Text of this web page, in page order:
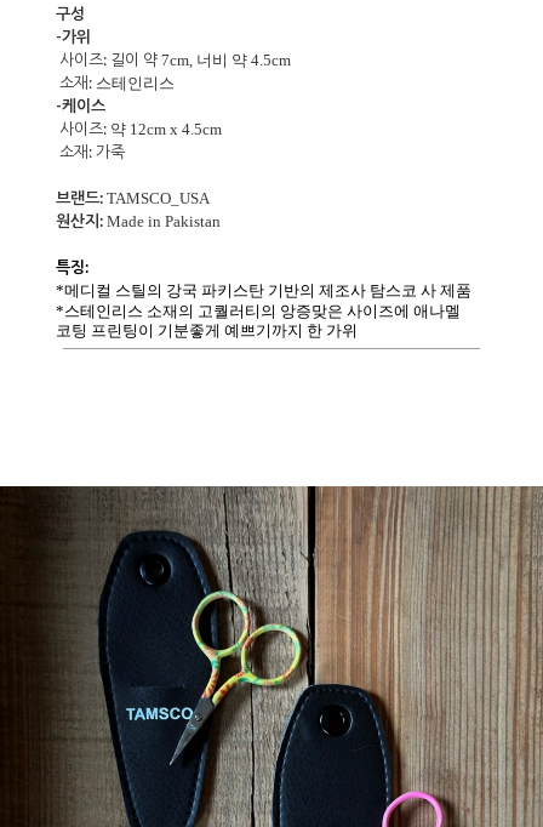
구성
-가위
사이즈: 길이 약 7cm, 너비 약 4.5cm
소재: 스테인리스
-케이스
사이즈: 약 12cm x 4.5cm
소재:가죽
브랜드: TAMSCO_USA
원산지: Made in Pakistan
특징:
*메디컬 스틸의 강국 파키스탄 기반의 제조사 탐스코 사 제품
*스테인리스 소재의 고퀄러티의 앙증맞은 사이즈에 애나멜
코팅 프린팅이 기분좋게 예쁘기까지 한 가위